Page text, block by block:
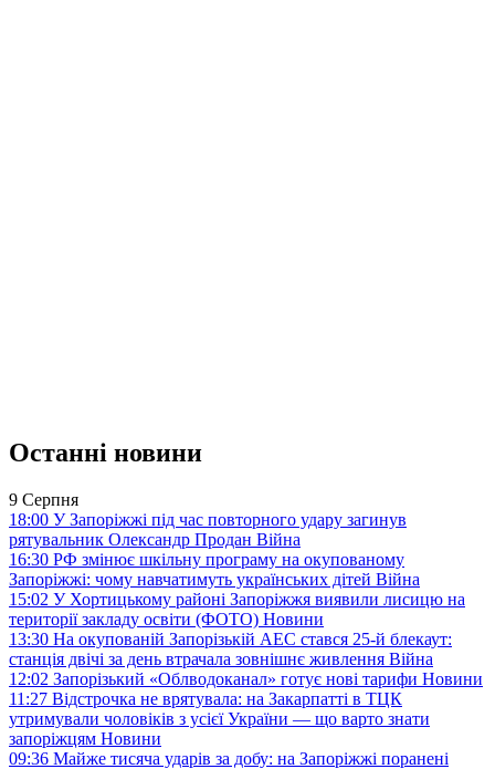
Останні новини
9 Серпня
18:00 У Запоріжжі під час повторного удару загинув
рятувальник Олександр Продан Війна
16:30 РФ змінює шкільну програму на окупованому
Запоріжжі: чому навчатимуть українських дітей Війна
15:02 У Хортицькому районі Запоріжжя виявили лисицю на
території закладу освіти (ФОТО) Новини
13:30 На окупованій Запорізькій АЕС стався 25-й блекаут:
станція двічі за день втрачала зовнішнє живлення Війна
12:02 Запорізький «Облводоканал» готує нові тарифи Новини
11:27 Відстрочка не врятувала: на Закарпатті в ТЦК
утримували чоловіків з усієї України — що варто знати
запоріжцям Новини
09:36 Майже тисяча ударів за добу: на Запоріжжі поранені